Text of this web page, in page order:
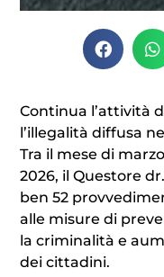
Continua l’attività
l’illegalità diffusa
Tra il mese di
2026, il Questore
ben 52
alle misure di
la criminalità e
dei cittadini.